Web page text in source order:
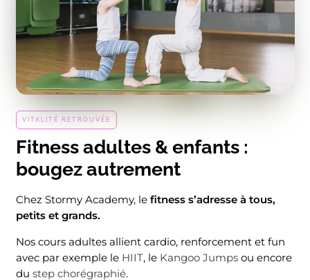
VITALITÉ RETROUVÉE
Fitness adultes & enfants :
bougez autrement
Chez Stormy Academy, lefitness s’adresse à tous,
petits et grands.
Nos cours adultes allient cardio, renforcement et fun
avec par exemple le HIIT, leKangoo Jumpsou encore
du step chorégraphié.